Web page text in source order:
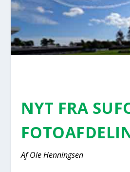
NYT FRA
Af Ole Hen­nings­en